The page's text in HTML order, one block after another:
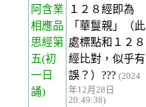
阿含業
相應品
思經第
五(初
一日
誦)
１２８經即為
「華鬘親」（此
處標點和１２８
經比對，似乎有
誤？）??? (2024
年12月28日
20:49:38)